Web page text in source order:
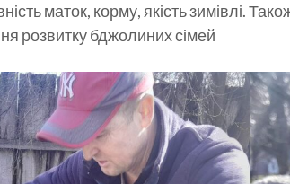
маток, корму, якість зимівлі.
розвитку бджолиних сімей